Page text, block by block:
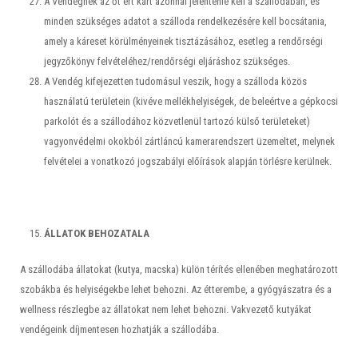
minden szükséges adatot a szálloda rendelkezésére kell bocsátania,
amely a káreset körülményeinek tisztázásához, esetleg a rendőrségi
jegyzőkönyv felvételéhez/rendőrségi eljáráshoz szükséges.
A Vendég kifejezetten tudomásul veszik, hogy a szálloda közös
használatú területein (kivéve mellékhelyiségek, de beleértve a gépkocsi
parkolót és a szállodához közvetlenül tartozó külső területeket)
vagyonvédelmi okokból zártláncú kamerarendszert üzemeltet, melynek
felvételei a vonatkozó jogszabályi előírások alapján törlésre kerülnek.
ÁLLATOK BEHOZATALA
A szállodába állatokat (kutya, macska) külön térítés ellenében meghatározott
szobákba és helyiségekbe lehet behozni. Az étterembe, a gyógyászatra és a
wellness részlegbe az állatokat nem lehet behozni. Vakvezető kutyákat
vendégeink díjmentesen hozhatják a szállodába.